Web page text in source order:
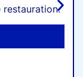
restauration.